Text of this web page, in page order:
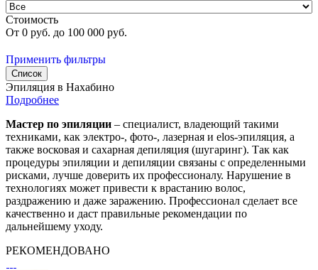
Стоимость
От 0 руб. до 100 000 руб.
Применить фильтры
Список
Эпиляция в Нахабино
Подробнее
Мастер по эпиляции – специалист, владеющий такими
техниками, как электро-, фото-, лазерная и elos-эпиляция, а
также восковая и сахарная депиляция (шугаринг). Так как
процедуры эпиляции и депиляции связаны с определенными
рисками, лучше доверить их профессионалу. Нарушение в
технологиях может привести к врастанию волос,
раздражению и даже заражению. Профессионал сделает все
качественно и даст правильные рекомендации по
дальнейшему уходу.
РЕКОМЕНДОВАНО